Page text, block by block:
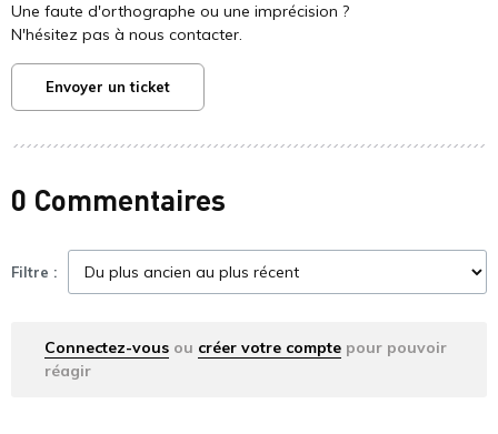
Une faute d'orthographe ou une imprécision ?
N'hésitez pas à nous contacter.
Envoyer un ticket
0 Commentaires
Filtre :
Connectez-vous ou créer votre compte pour pouvoir
réagir